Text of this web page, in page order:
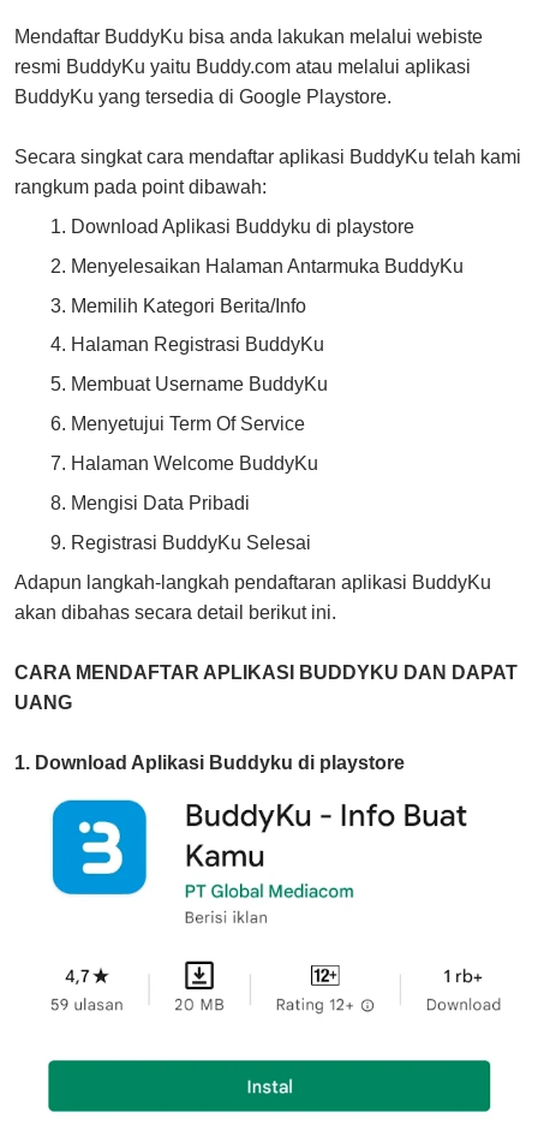
Mendaftar BuddyKu bisa anda lakukan melalui webiste
resmi BuddyKu yaitu Buddy.com atau melalui aplikasi
BuddyKu yang tersedia di Google Playstore.
Secara singkat cara mendaftar aplikasi BuddyKu telah kami
rangkum pada point dibawah:
Download Aplikasi Buddyku di playstore
Menyelesaikan Halaman Antarmuka BuddyKu
Memilih Kategori Berita/Info
Halaman Registrasi BuddyKu
Membuat Username BuddyKu
Menyetujui Term Of Service
Halaman Welcome BuddyKu
Mengisi Data Pribadi
Registrasi BuddyKu Selesai
Adapun langkah-langkah pendaftaran aplikasi BuddyKu
akan dibahas secara detail berikut ini.
CARA MENDAFTAR APLIKASI BUDDYKU DAN DAPAT
UANG
1. Download Aplikasi Buddyku di playstore